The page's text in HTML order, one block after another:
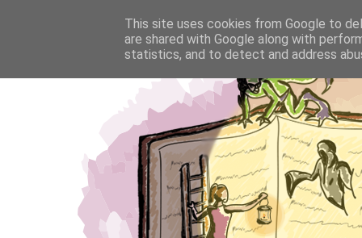
This site uses cookies from Google to
are shared with Google along with
statistics, and to detect and address